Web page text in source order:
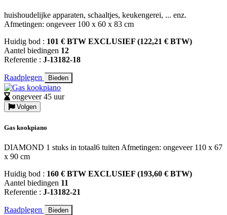
huishoudelijke apparaten, schaaltjes, keukengerei, ... enz.
Afmetingen: ongeveer 100 x 60 x 83 cm
Huidig bod : 101 € BTW EXCLUSIEF (122,21 € BTW)
Aantel biedingen 12
Referentie : J-13182-18
Raadplegen Bieden
ongeveer 45 uur
Volgen
Gas kookpiano
DIAMOND 1 stuks in totaal6 tuiten Afmetingen: ongeveer 110 x 67
x 90 cm
Huidig bod : 160 € BTW EXCLUSIEF (193,60 € BTW)
Aantel biedingen 11
Referentie : J-13182-21
Raadplegen Bieden